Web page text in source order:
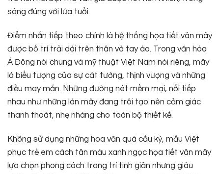
sáng đúng với lứa tuổi.
Điểm nhấn tiếp theo chính là hệ thống họa tiết vân mây
được bố trí trải dài trên thân và tay áo. Trong văn hóa
Á Đông nói chung và mỹ thuật Việt Nam nói riêng, mây
là biểu tượng của sự cát tường, thịnh vượng và những
điều may mắn. Những đường nét mềm mại, nối tiếp
nhau như những làn mây đang trôi tạo nên cảm giác
thanh thoát, nhẹ nhàng cho toàn bộ thiết kế.
Không sử dụng những hoa văn quá cầu kỳ, mẫu Việt
phục trẻ em cách tân màu xanh ngọc họa tiết vân mây
lựa chọn phong cách trang trí tinh giản nhưng giàu